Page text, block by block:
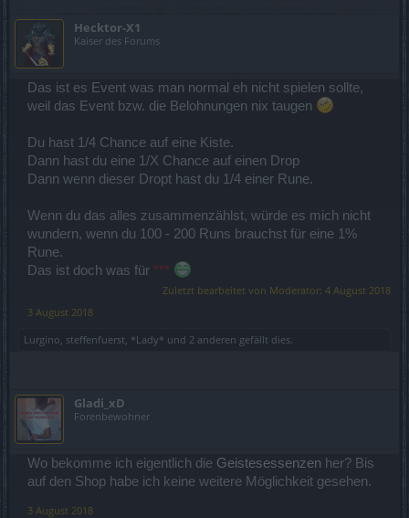
Hecktor-X1
Kaiser des Forums
Das ist es Event was man normal eh nicht spielen sollte,
weil das Event bzw. die Belohnungen nix taugen
Du hast 1/4 Chance auf eine Kiste.
Dann hast du eine 1/X Chance auf einen Drop
Dann wenn dieser Dropt hast du 1/4 einer Rune.
Wenn du das alles zusammenzählst, würde es mich nicht
wundern, wenn du 100 - 200 Runs brauchst für eine 1%
Rune.
Das ist doch was für ***
Zuletzt bearbeitet von Moderator: 4 August 2018
3 August 2018
Lurgino, steffenfuerst, *Lady* und 2 anderen gefällt dies.
Gladi_xD
Forenbewohner
Wo bekomme ich eigentlich die Geistesessenzen her? Bis
auf den Shop habe ich keine weitere Möglichkeit gesehen.
3 August 2018